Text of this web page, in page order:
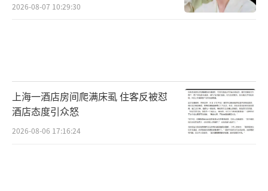
2026-08-07 10:29:30
上海一酒店房间爬满床虱 住客反被怼
酒店态度引众怒
2026-08-06 17:16:24